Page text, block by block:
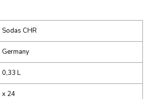
Sodas CHR
Germany
0,33 L
x 24